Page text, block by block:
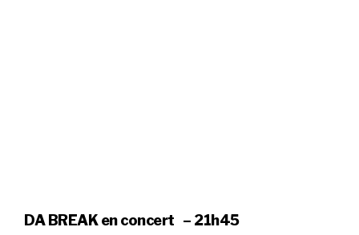
DA BREAK en concert – 21h45